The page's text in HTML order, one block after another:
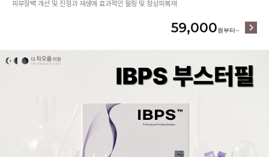
피부장벽 개선 및 진정과 재생에 효과적인 필링 및 창상피복재
59,000